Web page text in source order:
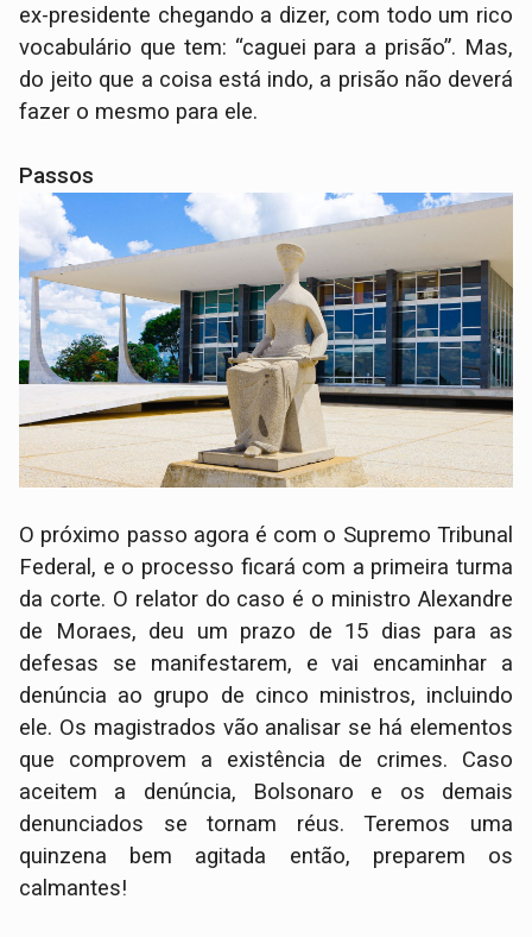
ex-presidente chegando a dizer, com todo um rico
vocabulário que tem: “caguei para a prisão”. Mas,
do jeito que a coisa está indo, a prisão não deverá
fazer o mesmo para ele.
Passos
O próximo passo agora é com o Supremo Tribunal
Federal, e o processo ficará com a primeira turma
da corte. O relator do caso é o ministro Alexandre
de Moraes, deu um prazo de 15 dias para as
defesas se manifestarem, e vai encaminhar a
denúncia ao grupo de cinco ministros, incluindo
ele. Os magistrados vão analisar se há elementos
que comprovem a existência de crimes. Caso
aceitem a denúncia, Bolsonaro e os demais
denunciados se tornam réus. Teremos uma
quinzena bem agitada então, preparem os
calmantes!